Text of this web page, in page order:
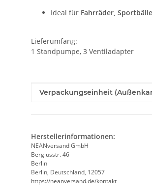
Ideal für Fahrräder,
Lieferumfang:
1 Standpumpe, 3 Ventiladapter
Produkteigenschaft
Wert
Verpackungseinheit
Herstellerinformationen:
NEANversand GmbH
Bergiusstr. 46
Berlin
Berlin, Deutschland, 12057
https://neanversand.de/kontakt